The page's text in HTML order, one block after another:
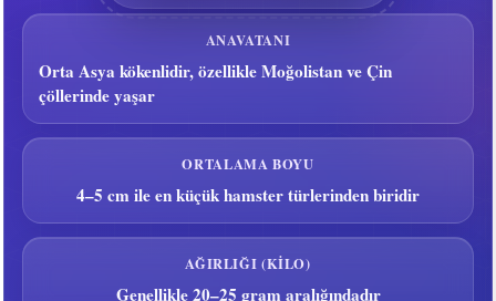
ANAVATANI
Orta Asya kökenlidir, özellikle Moğolistan ve Çin
çöllerinde yaşar
ORTALAMA BOYU
4–5 cm ile en küçük hamster türlerinden biridir
AĞIRLIĞI (KILO)
Genellikle 20–25 gram aralığındadır